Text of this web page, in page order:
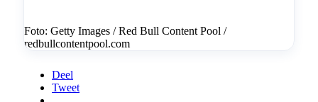
Foto: Getty Images / Red Bull Content Pool /
redbullcontentpool.com
Deel
Tweet